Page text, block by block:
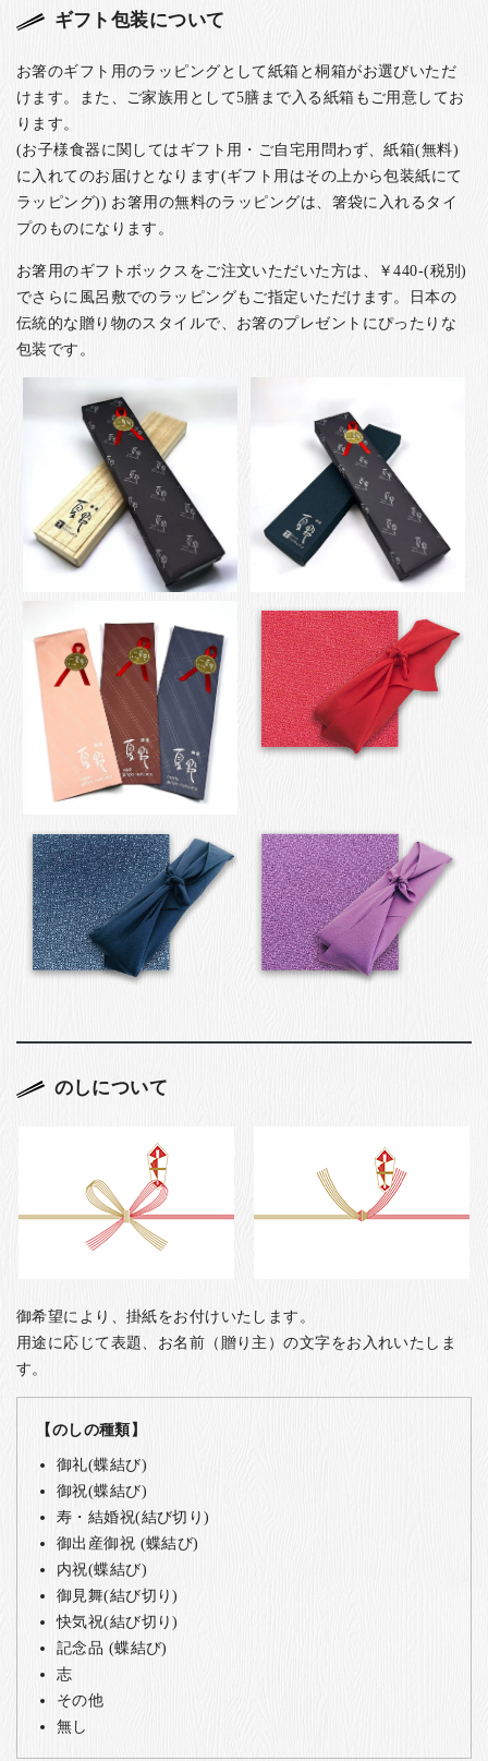
ギフト包装について
お箸のギフト用のラッピングとして紙箱と桐箱がお選びいただ
けます。また、ご家族用として5膳まで入る紙箱もご用意してお
ります。
(お子様食器に関してはギフト用・ご自宅用問わず、紙箱(無料)
に入れてのお届けとなります(ギフト用はその上から包装紙にて
ラッピング)) お箸用の無料のラッピングは、箸袋に入れるタイ
プのものになります。
お箸用のギフトボックスをご注文いただいた方は、￥440-(税別)
でさらに風呂敷でのラッピングもご指定いただけます。日本の
伝統的な贈り物のスタイルで、お箸のプレゼントにぴったりな
包装です。
のしについて
御希望により、掛紙をお付けいたします。
用途に応じて表題、お名前（贈り主）の文字をお入れいたしま
す。
【のしの種類】
御礼(蝶結び)
御祝(蝶結び)
寿・結婚祝(結び切り)
御出産御祝 (蝶結び)
内祝(蝶結び)
御見舞(結び切り)
快気祝(結び切り)
記念品 (蝶結び)
志
その他
無し